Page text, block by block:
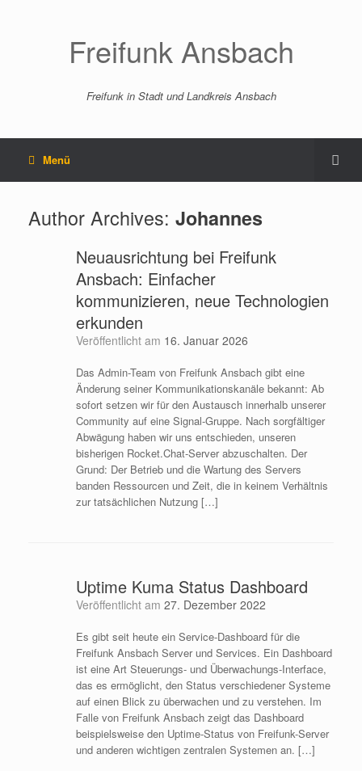
Freifunk Ansbach
Freifunk in Stadt und Landkreis Ansbach
Menü
Author Archives: Johannes
Neuausrichtung bei Freifunk
Ansbach: Einfacher
kommunizieren, neue Technologien
erkunden
Veröffentlicht am 16. Januar 2026
Das Admin-Team von Freifunk Ansbach gibt eine
Änderung seiner Kommunikationskanäle bekannt: Ab
sofort setzen wir für den Austausch innerhalb unserer
Community auf eine Signal-Gruppe. Nach sorgfältiger
Abwägung haben wir uns entschieden, unseren
bisherigen Rocket.Chat-Server abzuschalten. Der
Grund: Der Betrieb und die Wartung des Servers
banden Ressourcen und Zeit, die in keinem Verhältnis
zur tatsächlichen Nutzung […]
Uptime Kuma Status Dashboard
Veröffentlicht am 27. Dezember 2022
Es gibt seit heute ein Service-Dashboard für die
Freifunk Ansbach Server und Services. Ein Dashboard
ist eine Art Steuerungs- und Überwachungs-Interface,
das es ermöglicht, den Status verschiedener Systeme
auf einen Blick zu überwachen und zu verstehen. Im
Falle von Freifunk Ansbach zeigt das Dashboard
beispielsweise den Uptime-Status von Freifunk-Server
und anderen wichtigen zentralen Systemen an. […]